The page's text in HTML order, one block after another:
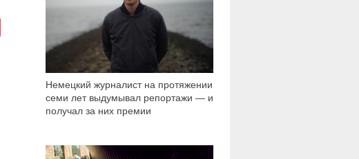
Немецкий журналист на протяжении
семи лет выдумывал репортажи — и
получал за них премии